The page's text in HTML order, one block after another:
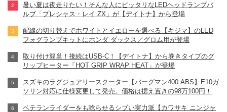
暑い夏は夜走りたい！そんな人にピッタリなLEDヘッドランプバ
ルブ「プレシャス・レイ ZX」が【デイトナ】から登場
配線の切り替えでホワイトとイエローを選べる【キジマ】のLED
フォグランプキットにホンダ ダックス／グロム用が登場
取り付け簡単！接続はUSB-C！【デイトナ】から巻きタイプのグ
リップヒーター「HOT GRIP WRAP HEAT」が登場
スズキのラグジュアリースクーター【バーグマン400 ABS】E10ガ
ソリン対応に仕様変更して発売。価格は据え置きの98万100円！
ベテランライダーをも唸らせるシブい実力派【カワサキ ニンジャ